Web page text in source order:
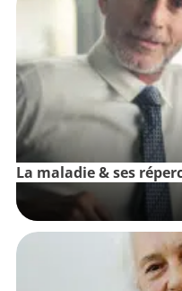
La maladie & ses